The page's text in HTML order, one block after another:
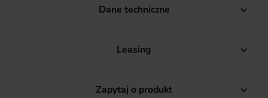
Dane techniczne 
Leasing 
Zapytaj o produkt 